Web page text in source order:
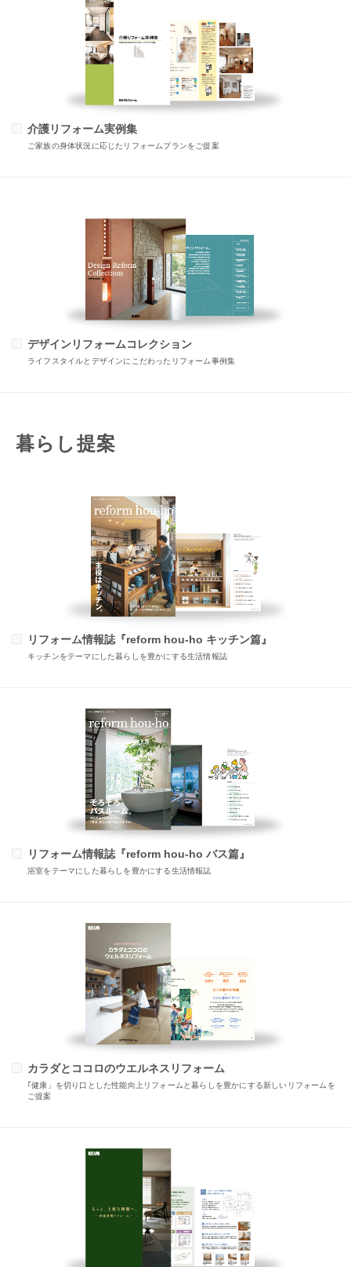
介護リフォーム実例集
ご家族の身体状況に応じたリフォームプランをご提案
デザインリフォームコレクション
ライフスタイルとデザインにこだわったリフォーム事例集
暮らし提案
リフォーム情報誌『reform hou-ho キッチン篇』
キッチンをテーマにした暮らしを豊かにする生活情報誌
リフォーム情報誌『reform hou-ho バス篇』
浴室をテーマにした暮らしを豊かにする生活情報誌
カラダとココロのウエルネスリフォーム
｢健康」を切り口とした性能向上リフォームと暮らしを豊かにする新しいリフォームを
ご提案